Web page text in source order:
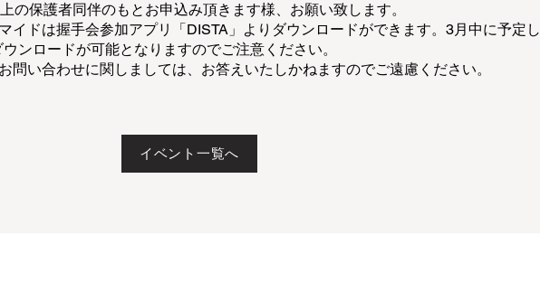
の保護者同伴のもとお申込み頂きます様、お願い致します。
イドは握手会参加アプリ「DISTA」よりダウンロードができます。3月中に予定し
ンロードが可能となりますのでご注意ください。
問い合わせに関しましては、お答えいたしかねますのでご遠慮ください。
イベント一覧へ